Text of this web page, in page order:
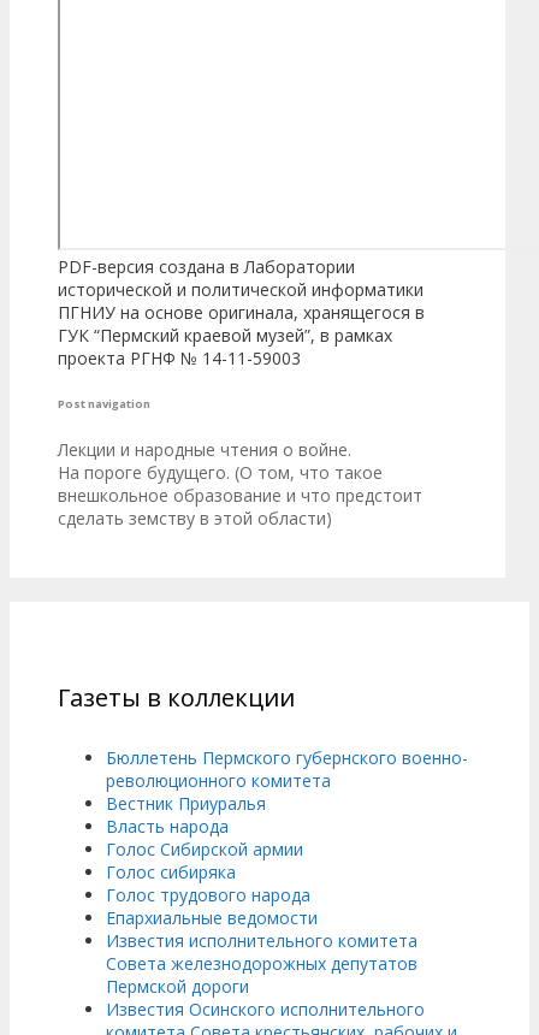
PDF-версия создана в Лаборатории
исторической и политической информатики
ПГНИУ на основе оригинала, хранящегося в
ГУК “Пермский краевой музей”, в рамках
проекта РГНФ № 14-11-59003
Post navigation
Лекции и народные чтения о войне.
На пороге будущего. (О том, что такое
внешкольное образование и что предстоит
сделать земству в этой области)
Газеты в коллекции
Бюллетень Пермского губернского военно-
революционного комитета
Вестник Приуралья
Власть народа
Голос Сибирской армии
Голос сибиряка
Голос трудового народа
Епархиальные ведомости
Известия исполнительного комитета
Совета железнодорожных депутатов
Пермской дороги
Известия Осинского исполнительного